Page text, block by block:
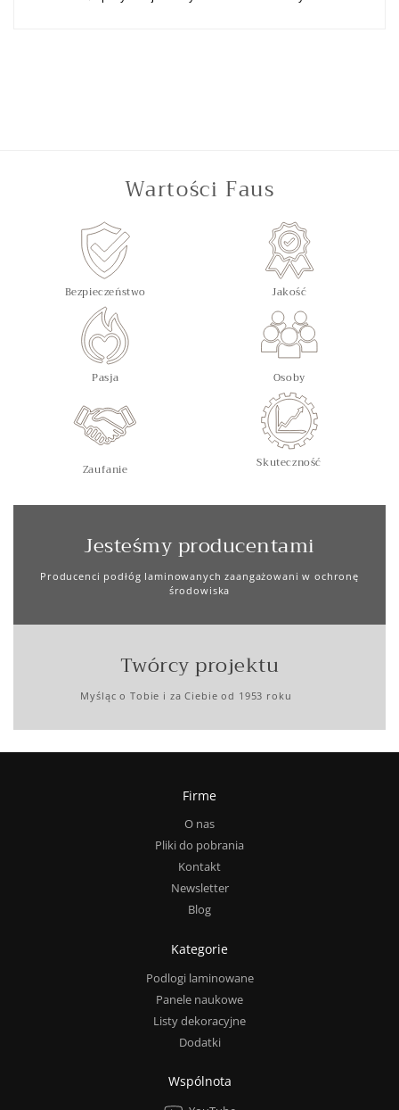
Wartości Faus
Bezpieczeństwo Jakość
Pasja Osoby
Zaufanie Skuteczność
Jesteśmy producentami
Producenci podłóg laminowanych zaangażowani w ochronę
środowiska
Twórcy projektu
Myśląc o Tobie i za Ciebie od 1953 roku
Firme
O nas
Pliki do pobrania
Kontakt
Newsletter
Blog
Kategorie
Podlogi laminowane
Panele naukowe
Listy dekoracyjne
Dodatki
Wspólnota